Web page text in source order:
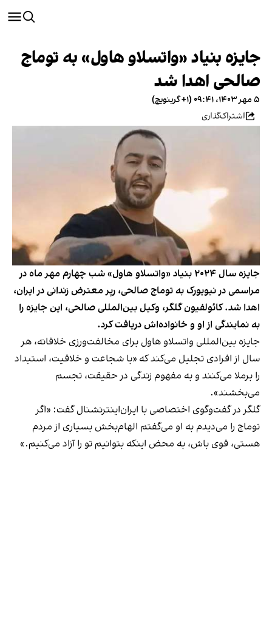
جایزه بنیاد «واتسلاو هاول» به توماج
صالحی اهدا شد
۵ مهر ۱۴۰۳، ۰۹:۴۱ (‎+۱ گرینویچ)
اشتراک‌گذاری
جایزه سال ۲۰۲۴ بنیاد «واتسلاو هاول» شب چهارم مهر ماه در
مراسمی در نیویورک به توماج صالحی، رپر معترض زندانی در ایران،
اهدا شد. کائولفیون گلگر، وکیل بین‌المللی صالحی، این جایزه را
به نمایندگی از او و خانواده‌اش دریافت کرد.
جایزه بین‌المللی واتسلاو هاول برای مخالفت‌ورزی خلاقانه، هر
سال از افرادی تجلیل می‌کند که «با شجاعت و خلاقیت، استبداد
را برملا می‌کنند و به مفهوم زندگی در حقیقت، تجسم
می‌بخشند».
گلگر در گفت‌وگوی اختصاصی با ایران‌اینترنشنال گفت: «اگر
توماج را می‌دیدم به او می‌گفتم الهام‌بخش بسیاری از مردم
هستی، قوی باش، به محض اینکه بتوانیم تو را آزاد می‌کنیم.»